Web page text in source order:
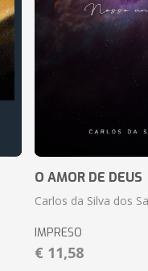
O AMOR DE DEUS
Carlos da Silva dos
IMPRESO
€ 11,58